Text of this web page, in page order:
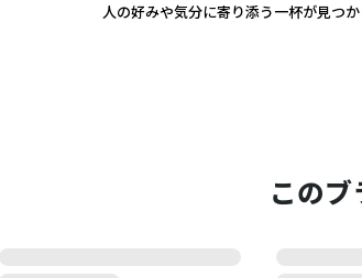
人の好みや気分に寄り添う一杯が見つか
この